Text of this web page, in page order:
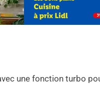
une fonction turbo